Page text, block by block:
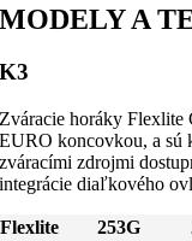
MODELY A
K3
Zváracie horáky Flexlite
EURO koncovkou, a sú
zváracími zdrojmi
integrácie diaľkového
Flexlite 253G